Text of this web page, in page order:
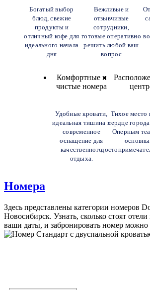
Богатый выбор
блюд, свежие
продукты и
отличный кофе для
идеального начала
дня
Вежливые и
отзывчивые
сотрудники,
готовые оперативно
решить любой ваш
вопрос
Комфортные и
чистые номера
Удобные кровати,
идеальная тишина и
современное
оснащение для
качественного
отдыха.
Тихое место
сердце
Оперным
Номера
Здесь представлены категории номеров
Новосибирск. Узнать, сколько стоят
ваши даты, и забронировать номер